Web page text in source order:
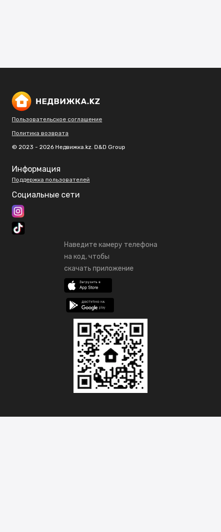
Пользовательское соглашение
Политика возврата
© 2023 - 2026 Недвижка.kz. D&D Group
Информация
Поддержка пользователей
Социальные сети
Наведите камеру телефона
на код, чтобы
скачать приложение